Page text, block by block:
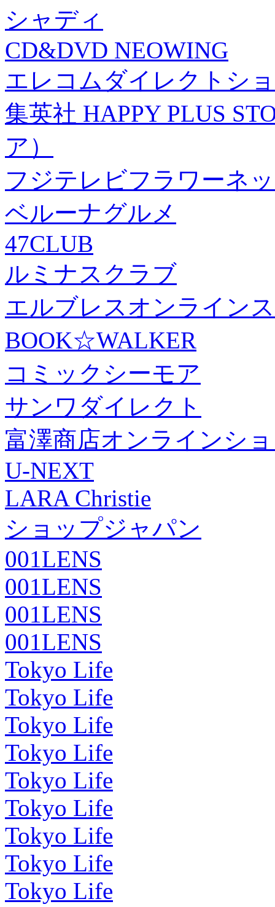
シャディ
CD&DVD NEOWING
エレコムダイレクトシ
集英社 HAPPY PLUS
ア）
フジテレビフラワーネ
ベルーナグルメ
47CLUB
ルミナスクラブ
エルブレスオンライン
BOOK☆WALKER
コミックシーモア
サンワダイレクト
富澤商店オンラインシ
U-NEXT
LARA Christie
ショップジャパン
001LENS
001LENS
001LENS
001LENS
Tokyo Life
Tokyo Life
Tokyo Life
Tokyo Life
Tokyo Life
Tokyo Life
Tokyo Life
Tokyo Life
Tokyo Life